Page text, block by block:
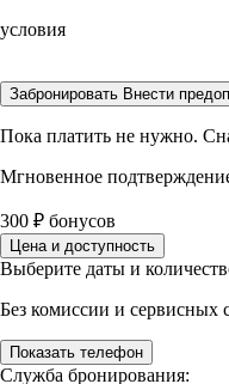
условия
Забронировать Внести
Пока платить не нужно.
Мгновенное
300 ₽ бонусов
Цена и доступность
Выберите даты и
Без комиссии и сервисных
Показать телефон
Служба бронирования: